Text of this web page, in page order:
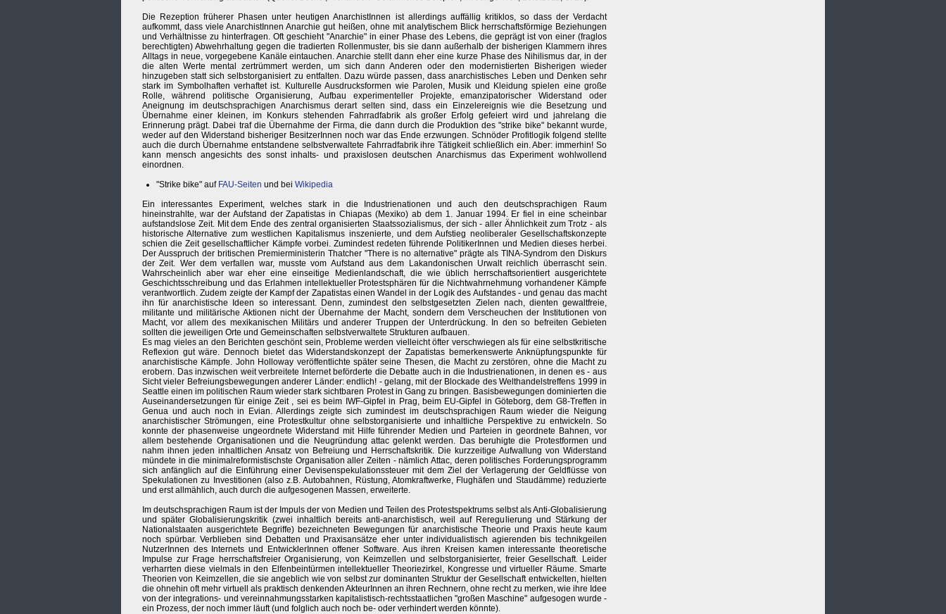
Die Rezeption früherer Phasen unter heutigen AnarchistInnen ist allerdings auffällig kritiklos, so dass der Verdacht
aufkommt, dass viele AnarchistInnen Anarchie gut heißen, ohne mit analytischem Blick herrschaftsförmige Beziehungen
und Verhältnisse zu hinterfragen. Oft geschieht "Anarchie" in einer Phase des Lebens, die geprägt ist von einer (fraglos
berechtigten) Abwehrhaltung gegen die tradierten Rollenmuster, bis sie dann außerhalb der bisherigen Klammern ihres
Alltags in neue, vorgegebene Kanäle eintauchen. Anarchie stellt dann eher eine kurze Phase des Nihilismus dar, in der
die alten Werte mental zertrümmert werden, um sich dann Anderen oder den modernistierten Bisherigen wieder
hinzugeben statt sich selbstorganisiert zu entfalten. Dazu würde passen, dass anarchistisches Leben und Denken sehr
stark im Symbolhaften verhaftet ist. Kulturelle Ausdrucksformen wie Parolen, Musik und Kleidung spielen eine große
Rolle, während politische Organisierung, Aufbau experimenteller Projekte, emanzipatorischer Widerstand oder
Aneignung im deutschsprachigen Anarchismus derart selten sind, dass ein Einzelereignis wie die Besetzung und
Übernahme einer kleinen, im Konkurs stehenden Fahrradfabrik als großer Erfolg gefeiert wird und jahrelang die
Erinnerung prägt. Dabei traf die Übernahme der Firma, die dann durch die Produktion des "strike bike" bekannt wurde,
weder auf den Widerstand bisheriger BesitzerInnen noch war das Ende erzwungen. Schnöder Profitlogik folgend stellte
auch die durch Übernahme entstandene selbstverwaltete Fahrradfabrik ihre Tätigkeit schließlich ein. Aber: immerhin! So
kann mensch angesichts des sonst inhalts- und praxislosen deutschen Anarchismus das Experiment wohlwollend
einordnen.
"Strike bike" auf FAU-Seiten und bei Wikipedia
Ein interessantes Experiment, welches stark in die Industrienationen und auch den deutschsprachigen Raum
hineinstrahlte, war der Aufstand der Zapatistas in Chiapas (Mexiko) ab dem 1. Januar 1994. Er fiel in eine scheinbar
aufstandslose Zeit. Mit dem Ende des zentral organisierten Staatssozialismus, der sich - aller Ähnlichkeit zum Trotz - als
historische Alternative zum westlichen Kapitalismus inszenierte, und dem Aufstieg neoliberaler Gesellschaftskonzepte
schien die Zeit gesellschaftlicher Kämpfe vorbei. Zumindest redeten führende PolitikerInnen und Medien dieses herbei.
Der Ausspruch der britischen Premierministerin Thatcher "There is no alternative" prägte als TINA-Syndrom den Diskurs
der Zeit. Wer dem verfallen war, musste vom Aufstand aus dem Lakandonischen Urwalt reichlich überrascht sein.
Wahrscheinlich aber war eher eine einseitige Medienlandschaft, die wie üblich herrschaftsorientiert ausgerichtete
Geschichtsschreibung und das Erlahmen intellektueller Protestsphären für die Nichtwahrnehmung vorhandener Kämpfe
verantwortlich. Zudem zeigte der Kampf der Zapatistas einen Wandel in der Logik des Aufstandes - und genau das macht
ihn für anarchistische Ideen so interessant. Denn, zumindest den selbstgesetzten Zielen nach, dienten gewaltfreie,
militante und militärische Aktionen nicht der Übernahme der Macht, sondern dem Verscheuchen der Institutionen von
Macht, vor allem des mexikanischen Militärs und anderer Truppen der Unterdrückung. In den so befreiten Gebieten
sollten die jeweiligen Orte und Gemeinschaften selbstverwaltete Strukturen aufbauen.
Es mag vieles an den Berichten geschönt sein, Probleme werden vielleicht öfter verschwiegen als für eine selbstkritische
Reflexion gut wäre. Dennoch bietet das Widerstandskonzept der Zapatistas bemerkenswerte Anknüpfungspunkte für
anarchistische Kämpfe. John Holloway veröffentlichte später seine Thesen, die Macht zu zerstören, ohne die Macht zu
erobern. Das inzwischen weit verbreitete Internet beförderte die Debatte auch in die Industrienationen, in denen es - aus
Sicht vieler Befreiungsbewegungen anderer Länder: endlich! - gelang, mit der Blockade des Welthandelstreffens 1999 in
Seattle einen im politischen Raum wieder stark sichtbaren Protest in Gang zu bringen. Basisbewegungen dominierten die
Auseinandersetzungen für einige Zeit , sei es beim IWF-Gipfel in Prag, beim EU-Gipfel in Göteborg, dem G8-Treffen in
Genua und auch noch in Evian. Allerdings zeigte sich zumindest im deutschsprachigen Raum wieder die Neigung
anarchistischer Strömungen, eine Protestkultur ohne selbstorganisierte und inhaltliche Perspektive zu entwickeln. So
konnte der phasenweise ungeordnete Widerstand mit Hilfe führender Medien und Parteien in geordnete Bahnen, vor
allem bestehende Organisationen und die Neugründung attac gelenkt werden. Das beruhigte die Protestformen und
nahm ihnen jeden inhaltlichen Ansatz von Befreiung und Herrschaftskritik. Die kurzzeitige Aufwallung von Widerstand
mündete in die minimalreformistischste Organisation aller Zeiten - nämlich Attac, deren politisches Forderungsprogramm
sich anfänglich auf die Einführung einer Devisenspekulationssteuer mit dem Ziel der Verlagerung der Geldflüsse von
Spekulationen zu Investitionen (also z.B. Autobahnen, Rüstung, Atomkraftwerke, Flughäfen und Staudämme) reduzierte
und erst allmählich, auch durch die aufgesogenen Massen, erweiterte.
Im deutschsprachigen Raum ist der Impuls der von Medien und Teilen des Protestspektrums selbst als Anti-Globalisierung
und später Globalisierungskritik (zwei inhaltlich bereits anti-anarchistisch, weil auf Reregulierung und Stärkung der
Nationalstaaten ausgerichtete Begriffe) bezeichneten Bewegungen für anarchistische Theorie und Praxis heute kaum
noch spürbar. Verblieben sind Debatten und Praxisansätze eher unter individualistisch agierenden bis technikgeilen
NutzerInnen des Internets und EntwicklerInnen offener Software. Aus ihren Kreisen kamen interessante theoretische
Impulse zur Frage herrschaftsfreier Organisierung, von Keimzellen und selbstorganisierter, freier Gesellschaft. Leider
verharrten diese vielmals in den Elfenbeintürmen intellektueller Theoriezirkel, Kongresse und virtueller Räume. Smarte
Theorien von Keimzellen, die sie angeblich wie von selbst zur dominanten Struktur der Gesellschaft entwickelten, hielten
die ohnehin oft mehr virtuell als praktisch denkenden AkteurInnen an ihren Rechnern, ohne recht zu merken, wie ihre Idee
von der integrations- und vereinnahmungsstarken kapitalistisch-rechtsstaatlichen "großen Maschine" aufgesogen wurde -
ein Prozess, der noch immer läuft (und folglich auch noch be- oder verhindert werden könnte).